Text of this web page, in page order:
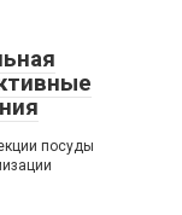
посуды